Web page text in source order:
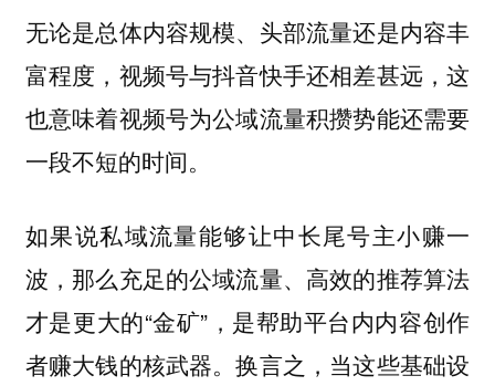
无论是总体内容规模、头部流量还是内容丰
富程度，视频号与抖音快手还相差甚远，这
也意味着视频号为公域流量积攒势能还需要
一段不短的时间。
如果说私域流量能够让中长尾号主小赚一
波，那么充足的公域流量、高效的推荐算法
才是更大的“金矿”，是帮助平台内内容创作
者赚大钱的核武器。换言之，当这些基础设